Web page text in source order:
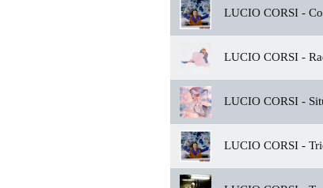
LUCIO CORSI -
LUCIO CORSI -
LUCIO CORSI -
LUCIO CORSI -